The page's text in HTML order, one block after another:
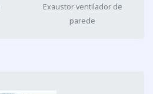
Exaustor ventilador de
parede